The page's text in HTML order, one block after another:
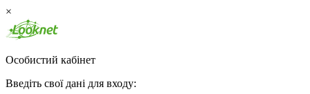
×
Особистий кабінет
Введіть свої дані для входу: